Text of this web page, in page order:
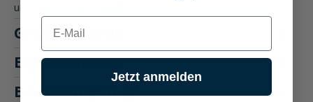
unvergleichlichen…
Größentabelle
Eigenschaften
Bewertungen
1
E-mail
Jetzt anmelden